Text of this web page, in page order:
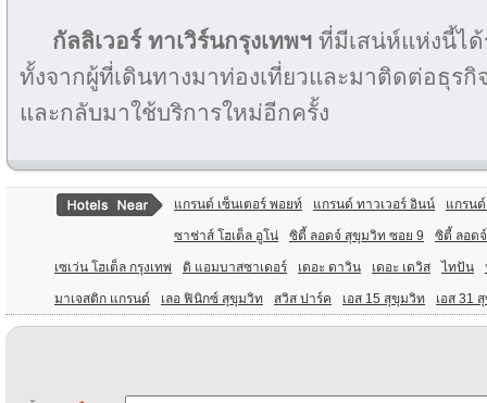
กัลลิเวอร์ ทาเวิร์นกรุงเทพฯ ที่มีเสน่ห์แห่งนี้ไ
ทั้งจากผู้ที่เดินทางมาท่องเที่ยวและมาติดต่อธุรกิ
และกลับมาใช้บริการใหม่อีกครั้ง
แกรนด์ เซ็นเตอร์ พอยท์ แกรนด์ ทาวเวอร์ อินน์ แกรนด์
ซาช่าส์ โฮเต็ล อูโน่ ซิตี้ ลอดจ์ สุขุมวิท ซอย 9 ซิตี้ ลอด
เซเว่น โฮเต็ล กรุงเทพ ดิ แอมบาสซาเดอร์ เดอะ ดาวิน เดอะ เดวิส ไทปัน
มาเจสติก แกรนด์ เลอ ฟินิกซ์ สุขุมวิท สวิส ปาร์ค เอส 15 สุขุมวิท เอส 31